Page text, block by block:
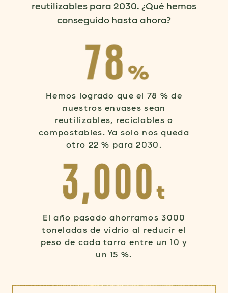
reutilizables para 2030. ¿Qué hemos
conseguido hasta ahora?
Hemos logrado que el 78 % de
nuestros envases sean
reutilizables, reciclables o
compostables. Ya solo nos queda
otro 22 % para 2030.
El año pasado ahorramos 3000
toneladas de vidrio al reducir el
peso de cada tarro entre un 10 y
un 15 %.